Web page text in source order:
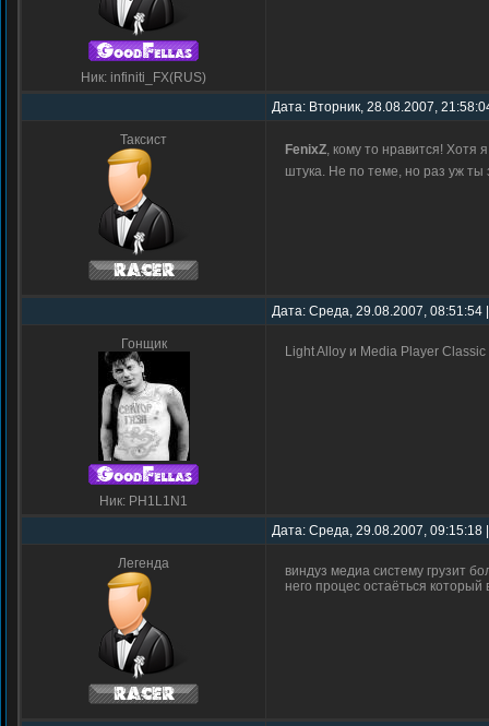
Ник: infiniti_FX(RUS)
Дата: Вторник, 28.08.2007,
Таксист
FenixZ, кому то нравится!
штука. Не по теме, но раз уж ты
Дата: Среда, 29.08.2007,
Гонщик
Ник: PH1L1N1
Light Alloy и Media Player
Дата: Среда, 29.08.2007,
Легенда
виндуз медиа систему грузит
него процес остаёться